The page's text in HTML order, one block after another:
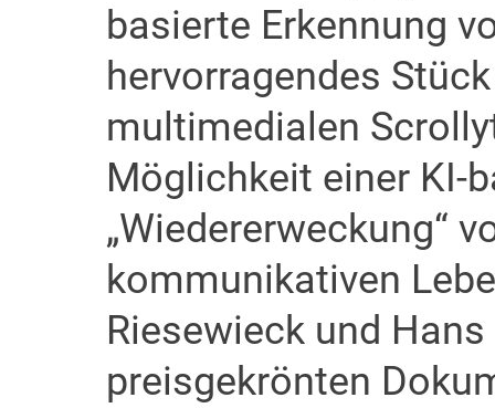
basierte Erkennung
hervorragendes
multimedialen
Möglichkeit einer KI-
„Wiedererweckung“
kommunikativen
Riesewieck und
preisgekrönten